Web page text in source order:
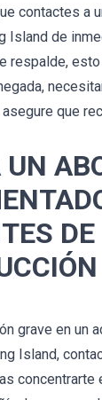
contactes a
Island de
respalde,
que
DE
grave en un
Island,
concentrarte